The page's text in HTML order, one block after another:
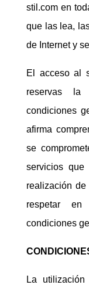
stil.com en
que las lea,
de Internet y
El acceso al
reservas la
condiciones
afirma
se
servicios
realización
respetar en
condiciones
La